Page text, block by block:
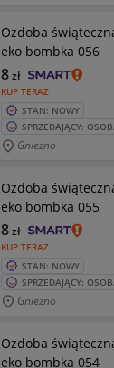
Ozdoba
eko bombka 056
KUP TERAZ
8zł
STAN: NOWY
SPRZEDAJĄCY:
Gniezno
Ozdoba
eko bombka 055
KUP TERAZ
8zł
STAN: NOWY
SPRZEDAJĄCY:
Gniezno
Ozdoba
eko bombka 054